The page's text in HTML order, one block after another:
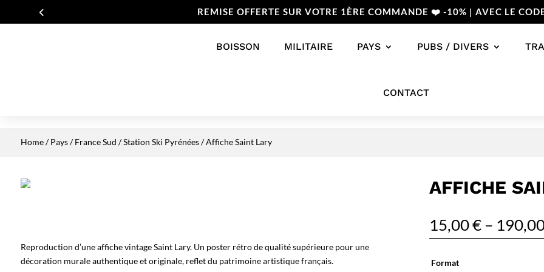
REMISE OFFERTE SUR VOTRE 1ÈRE COMMANDE ❤️ -10% | AVEC LE
BOISSON MILITAIRE PAYS PUBS / DIVERS
CONTACT
Home/Pays/France Sud /Station Ski Pyrénées/ Affiche Saint Lary
Reproduction d’une affiche vintage Saint Lary. Un poster rétro de qualité supérieure pour une
décoration murale authentique et originale, reflet du patrimoine artistique français.
AFFICHE
15,00€ –
Format